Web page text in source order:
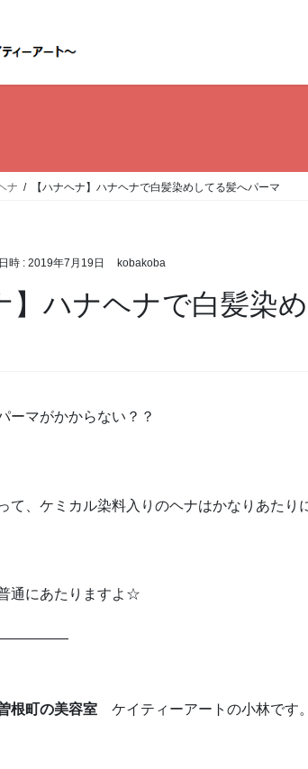
ナ 【ハナヘナ】ハナヘナで白髪染めしてる髪へパーマ
時 : 2019年7月19日 kobakoba
】ハナヘナで白髪染
ーマがかからない？？
て、ケミカル染料入りのヘナはかなりあたり
通にあたりますよ☆
根町の美容室 ケイティーアートの小林です。